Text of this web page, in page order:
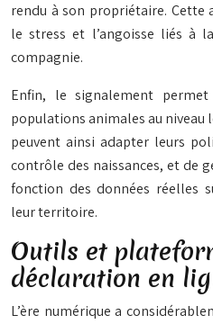
rendu à son propriétaire. Cette
le stress et l’angoisse liés à
compagnie.
Enfin, le signalement
populations animalesau niveau
peuvent ainsi adapter leurs
contrôle des naissances, et de
fonction des données réelles
leur territoire.
Outils et
déclaration en
L’ère numérique a